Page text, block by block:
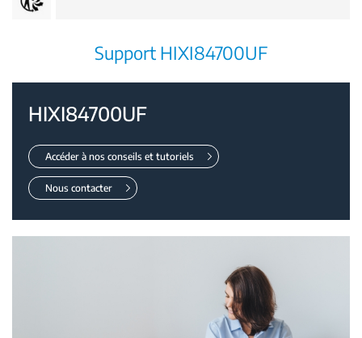
Support HIXI84700UF
HIXI84700UF
Accéder à nos conseils et tutoriels
Nous contacter